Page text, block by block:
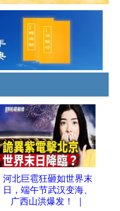
河北巨雹狂砸如世界末
日，端午节武汉变海、
广西山洪爆发！ ｜